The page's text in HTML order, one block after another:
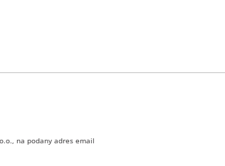
na podany adres email